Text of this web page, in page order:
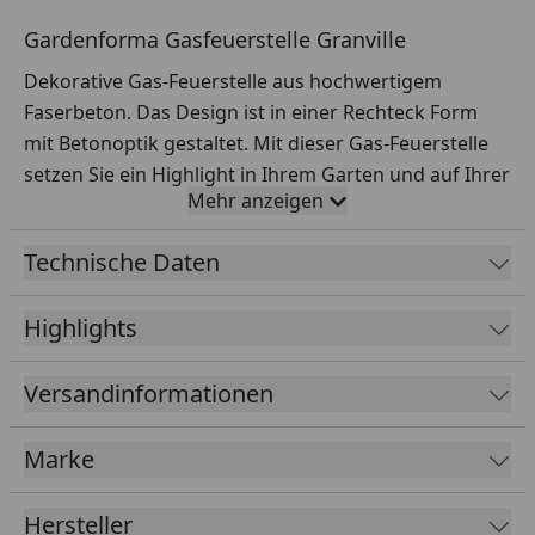
Gardenforma Gasfeuerstelle Granville
Dekorative Gas-Feuerstelle aus hochwertigem
Faserbeton. Das Design ist in einer Rechteck Form
mit Betonoptik gestaltet. Mit dieser Gas-Feuerstelle
setzen Sie ein Highlight in Ihrem Garten und auf Ihrer
Terrasse. Zum Zubehör gehören rötlich-braune
Lavasteine zur Dekorationszwecke, eine qualitative
Edelstahl-Brenneinheit sowie ein Edelstahl-Schutz der
Zündvorrichtung. Die Gas-Feuerstelle verfügt über
einen seitlich angebrachten elektronischen Zünder
und einen Gas-Regler, über den die Höhe der
Flammen einstellbar ist.
Mehr anzeigen
Technische Daten
Highlights
Versandinformationen
Marke
Hersteller